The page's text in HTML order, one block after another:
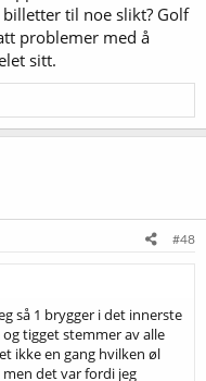
til noe slikt? Golf
problemer med å
sitt.
#48
så 1 brygger i det innerste
tigget stemmer av alle
ikke en gang hvilken øl
det var fordi jeg